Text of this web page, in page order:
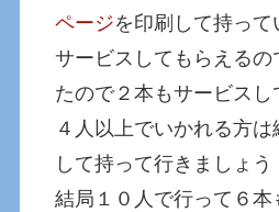
ページを印刷して持っ
サービスしてもらえるの
たので２本もサービスし
４人以上でいかれる方は
して持って行きましょう
結局１０人で行って６本